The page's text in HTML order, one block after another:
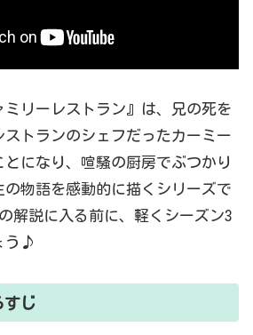
ミリーレストラン』は、兄の死を
ストランのシェフだったカーミー
になり、喧騒の厨房でぶつかり
物語を感動的に描くシリーズで
解説に入る前に、軽くシーズン3
う♪
すじ